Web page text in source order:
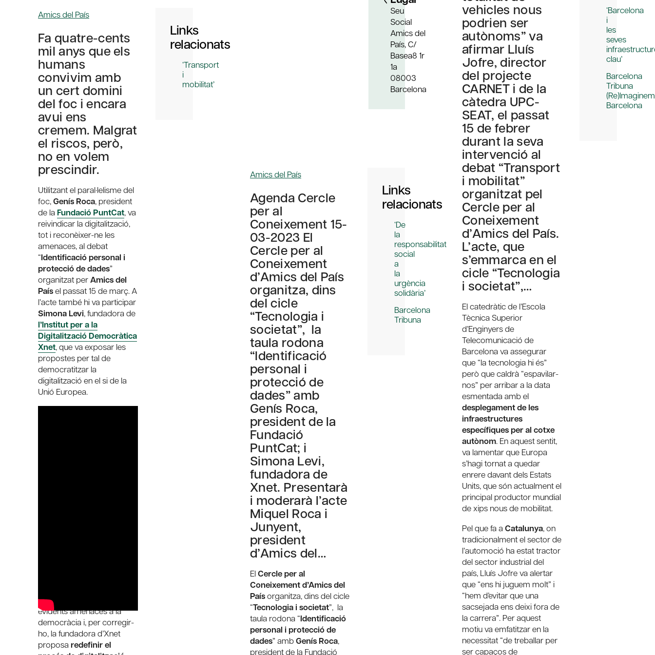
Amics del País
Fa quatre-cents
mil anys que els
humans
convivim amb
un cert domini
del foc i encara
avui ens
cremem. Malgrat
el riscos, però,
no en volem
prescindir.
Utilitzant el paral·lelisme del
foc,Genís Roca, president
de la Fundació PuntCat, va
reivindicar la digitalització,
tot i reconèixer-ne les
amenaces, al debat
“Identificació personal i
protecció de dades”
organitzat perAmics del
Paísel passat 15 de març. A
l’acte també hi va participar
Simona Levi, fundadora de
l’Institut per a la
Digitalització Democràtica
Xnet, que va exposar les
propostes per tal de
democratitzar la
digitalització en el si de la
Unió Europea.
de les
evidents amenaces a la
democràcia i, per corregir-
ho, la fundadora d’Xnet
proposa redefinir el
Links
relacionats
‘Transport
i
mobilitat’
Seu
Social
Amics del
País, C/
Basea8 1r
1a
08003
Barcelona
Amics del País
Agenda Cercle
per al
Coneixement 15-
03-2023 El
Cercle per al
Coneixement
d’Amics del País
organitza, dins
del cicle
“Tecnologia i
societat”, la
taula rodona
“Identificació
personal i
protecció de
dades” amb
Genís Roca,
president de la
Fundació
PuntCat; i
Simona Levi,
fundadora de
Xnet. Presentarà
i moderarà l’acte
Miquel Roca i
Junyent,
president
d’Amics del…
ElCercle per al
Coneixement d’Amics del
Paísorganitza, dins del cicle
“Tecnologia i societat”, la
taula rodona “Identificació
personal i protecció de
dades” ambGenís Roca,
president de la Fundació
Links
relacionats
‘De
la
responsabilitat
social
a
la
urgència
solidària’
Barcelona
Tribuna
vehicles nous
podrien ser
autònoms” va
afirmar Lluís
Jofre, director
del projecte
CARNET i de la
càtedra UPC-
SEAT, el passat
15 de febrer
durant la seva
intervenció al
debat “Transport
i mobilitat”
organitzat pel
Cercle per al
Coneixement
d’Amics del País.
L’acte, que
s’emmarca en el
cicle “Tecnologia
i societat”,…
El catedràtic de l’Escola
Tècnica Superior
d’Enginyers de
Telecomunicació de
Barcelona va assegurar
que “la tecnologia hi és”
però que caldrà “espavilar-
nos” per arribar a la data
esmentada amb el
desplegament de les
infraestructures
específiques per al cotxe
autònom. En aquest sentit,
va lamentar que Europa
s’hagi tornat a quedar
enrere davant dels Estats
Units, que són actualment el
principal productor mundial
de xips nous de mobilitat.
Pel que fa a Catalunya, on
tradicionalment el sector de
l’automoció ha estat tractor
del sector industrial del
país, Lluís Jofre va alertar
que “ens hi juguem molt” i
“hem d’evitar que una
sacsejada ens deixi fora de
la carrera”. Per aquest
motiu va emfatitzar en la
necessitat “de treballar per
ser capaços de
‘Barcelona
i
les
seves
clau’
Barcelona
Tribuna
(Re)Imaginem
Barcelona